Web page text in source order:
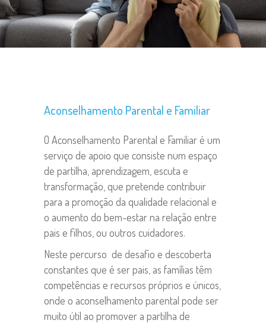
Aconselhamento Parental e Familiar
O Aconselhamento Parental e Familiar é um
serviço de apoio que consiste num espaço
de partilha, aprendizagem, escuta e
transformação, que pretende contribuir
para a promoção da qualidade relacional e
o aumento do bem-estar na relação entre
pais e filhos, ou outros cuidadores.
Neste percurso de desafio e descoberta
constantes que é ser pais, as famílias têm
competências e recursos próprios e únicos,
onde o aconselhamento parental pode ser
muito útil ao promover a partilha de